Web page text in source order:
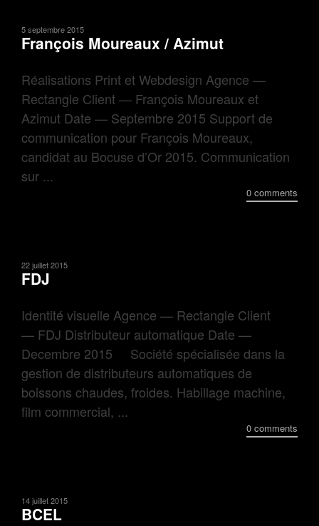
5 septembre 2015
François Moureaux / Azimut
Réalisations Print et Webdesign Agence —
Rectangle Client — François Moureaux et
Azimut Date — Septembre 2015 Support de
communication pour François Moureaux,
candidat au Bocuse d’Or 2015. Communication
sur ...
0 comments
22 juillet 2015
FDJ
Identité visuelle Agence — Rectangle Client
— FDJ Distributeur automatique Date —
Decembre 2015 Société spécialisée dans la
gestion de distributeurs automatiques de
boissons chaudes, froides. Habillage machine,
film commercial, ...
0 comments
14 juillet 2015
BCEL